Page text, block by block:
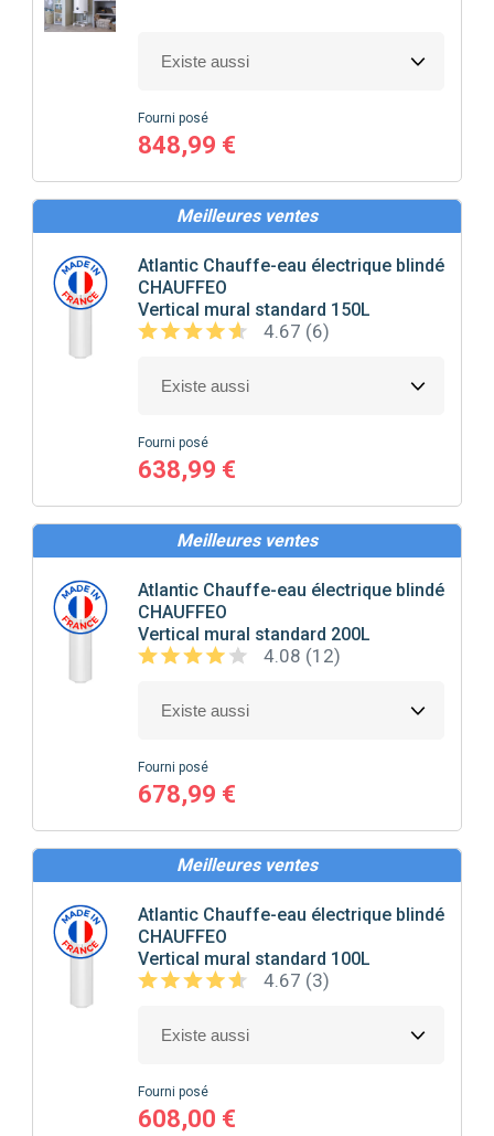
Fourni posé
848,99 €
Meilleures ventes
Atlantic Chauffe-eau électrique blindé
CHAUFFEO
Vertical mural standard 150L
4.67 (6)
Fourni posé
638,99 €
Meilleures ventes
Atlantic Chauffe-eau électrique blindé
CHAUFFEO
Vertical mural standard 200L
4.08 (12)
Fourni posé
678,99 €
Meilleures ventes
Atlantic Chauffe-eau électrique blindé
CHAUFFEO
Vertical mural standard 100L
4.67 (3)
Fourni posé
608,00 €